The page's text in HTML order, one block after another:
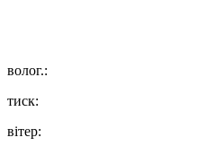
волог.:
тиск:
вітер: